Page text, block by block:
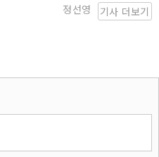
기사 더보기
정선영